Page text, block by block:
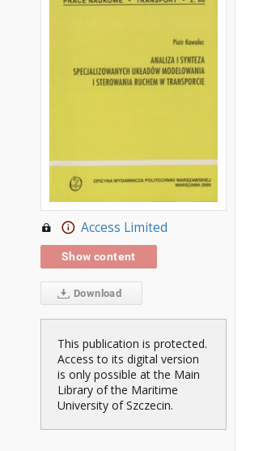
Access Limited
Show content
Download
This publication is protected.
Access to its digital version
is only possible at the Main
Library of the Maritime
University of Szczecin.